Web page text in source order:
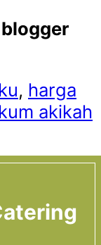
, harga
akikah